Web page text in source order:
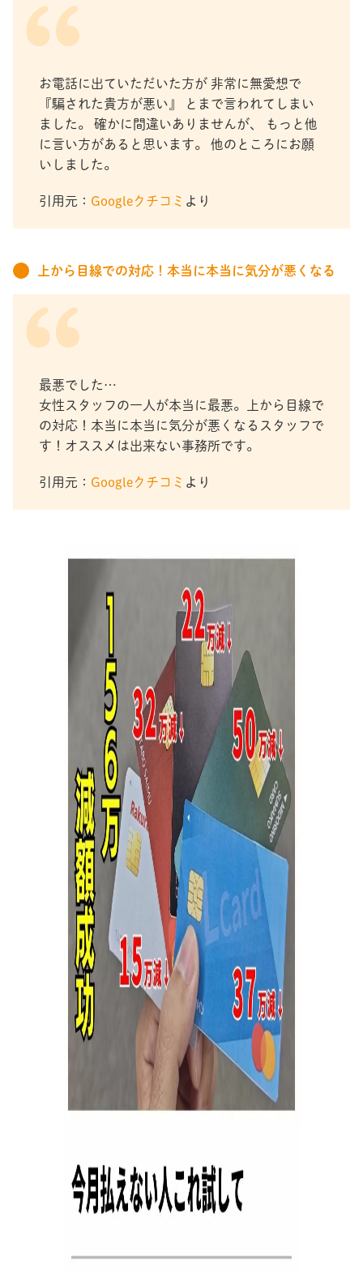
お電話に出ていただいた方が 非常に無愛想で
『騙された貴方が悪い』 とまで言われてしまい
ました。 確かに間違いありませんが、 もっと他
に言い方があると思います。 他のところにお願
いしました。
引用元： Googleクチコミ より
上から目線での対応！本当に本当に気分が悪くなる
最悪でした…
女性スタッフの一人が本当に最悪。上から目線で
の対応！本当に本当に気分が悪くなるスタッフで
す！オススメは出来ない事務所です。
引用元： Googleクチコミ より